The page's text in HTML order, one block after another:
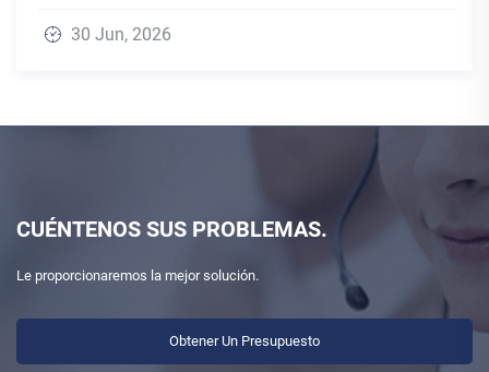
CUÉNTENOS SUS PROBLEMAS.
Le proporcionaremos la mejor solución.
Obtener Un Presupuesto